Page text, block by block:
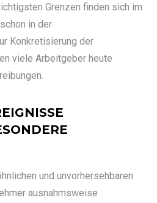
Grenzen finden sich im
in der
Konkretisierung der
viele Arbeitgeber heute
und unvorhersehbaren
ausnahmsweise